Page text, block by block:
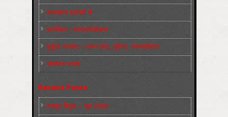
कारख़ाना इलाक़ों से
फ़ासीवाद / साम्‍प्रदायिकता
बुर्जुआ जनवाद – दमन तंत्र, पुलिस, न्‍यायपालिका
संघर्षरत जनता
Recent Posts
मज़दूर बिगुल – जून 2026